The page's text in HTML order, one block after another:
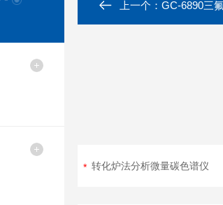
上一个：GC-6890三